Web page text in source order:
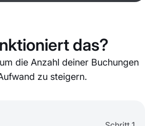
das?
die Anzahl deiner Buchungen
zu steigern.